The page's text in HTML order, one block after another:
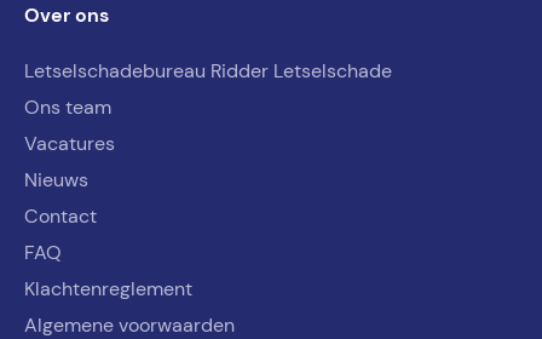
Over ons
Letselschadebureau Ridder Letselschade
Ons team
Vacatures
Nieuws
Contact
FAQ
Klachtenreglement
Algemene voorwaarden